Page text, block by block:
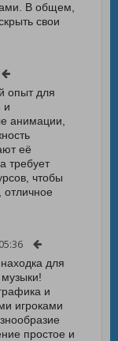
В общем,
свои
опыт для
и
анимации,
её
требует
чтобы
отличное
для
и
игроками
простое и